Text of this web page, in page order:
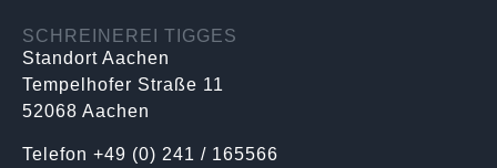
SCHREINEREI TIGGES
Standort Aachen
Tempelhofer Straße 11
52068 Aachen
Telefon +49 (0) 241 / 165566